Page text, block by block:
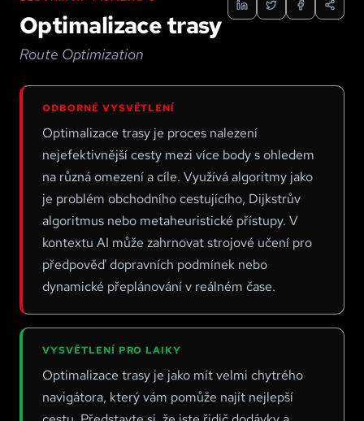
Ontologie
–Ontology
Recognition
Optimalizace–Optimization
Optimalizace trasy–Route Optimization
Orgány na čipu–
Organs-on-a-chip
OSINT (Open Source Intelligence)
– OSINT (Open
Source Intelligence)
Data Poisoning
Optimalizace trasy
Route Optimization
ODBORNÉ VYSVĚTLENÍ
Optimalizace trasy je proces nalezení
nejefektivnější cesty mezi více body s ohledem
na různá omezení a cíle. Využívá algoritmy jako
je problém obchodního cestujícího, Dijkstrův
algoritmus nebo metaheuristické přístupy. V
kontextu AI může zahrnovat strojové učení pro
předpověď dopravních podmínek nebo
dynamické přeplánování v reálném čase.
VYSVĚTLENÍ PRO LAIKY
Optimalizace trasy je jako mít velmi chytrého
navigátora, který vám pomůže najít nejlepší